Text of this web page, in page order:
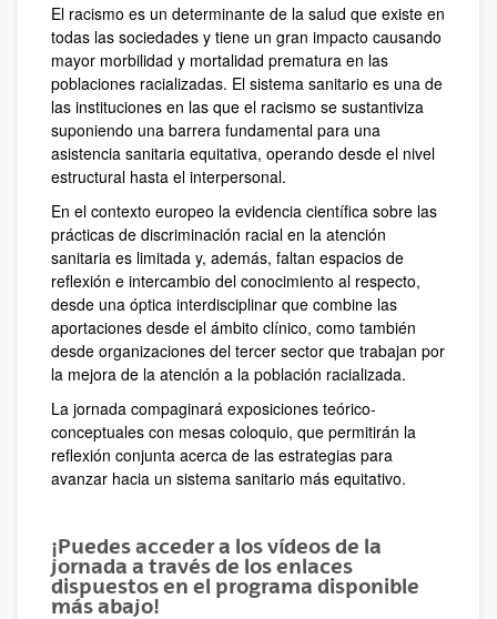
El racismo es un determinante de la salud que existe en
todas las sociedades y tiene un gran impacto causando
mayor morbilidad y mortalidad prematura en las
poblaciones racializadas. El sistema sanitario es una de
las instituciones en las que el racismo se sustantiviza
suponiendo una barrera fundamental para una
asistencia sanitaria equitativa, operando desde el nivel
estructural hasta el interpersonal.
En el contexto europeo la evidencia científica sobre las
prácticas de discriminación racial en la atención
sanitaria es limitada y, además, faltan espacios de
reflexión e intercambio del conocimiento al respecto,
desde una óptica interdisciplinar que combine las
aportaciones desde el ámbito clínico, como también
desde organizaciones del tercer sector que trabajan por
la mejora de la atención a la población racializada.
La jornada compaginará exposiciones teórico-
conceptuales con mesas coloquio, que permitirán la
reflexión conjunta acerca de las estrategias para
avanzar hacia un sistema sanitario más equitativo.
¡Puedes acceder a los vídeos de la
jornada a través de los enlaces
dispuestos en el programa disponible
más abajo!